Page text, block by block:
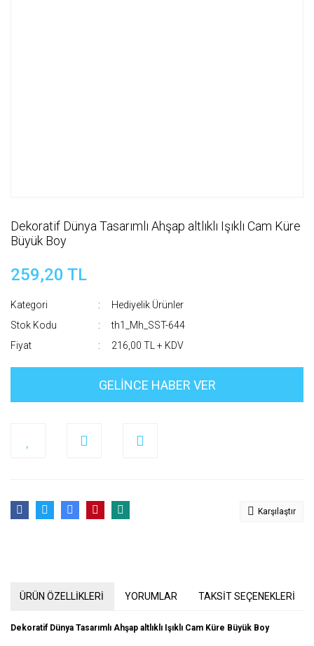
Dekoratif Dünya Tasarımlı Ahşap altlıklı Işıklı Cam Küre
Büyük Boy
259,20 TL
Kategori
Hediyelik Ürünler
Stok Kodu
th1_Mh_SST-644
Fiyat
216,00 TL + KDV
GELİNCE HABER VER
Karşılaştır
ÜRÜN ÖZELLİKLERİ YORUMLAR TAKSİT SEÇENEKLERİ
Dekoratif Dünya Tasarımlı Ahşap altlıklı Işıklı Cam Küre Büyük Boy